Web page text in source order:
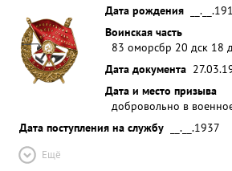
Дата рождения
Воинская часть
83 оморсбр 20 дск 18
Дата документа
Дата и место призыва
добровольно в
Дата поступления на службу
__.__.1937
Ещё